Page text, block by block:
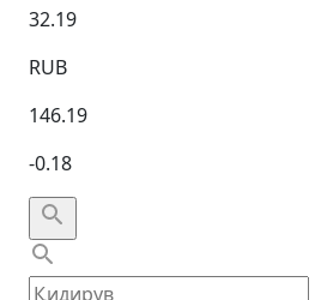
32.19
RUB
146.19
-0.18